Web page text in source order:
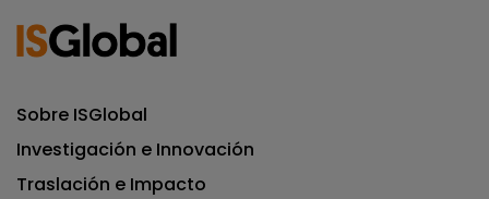
Sobre ISGlobal
Investigación e Innovación
Traslación e Impacto